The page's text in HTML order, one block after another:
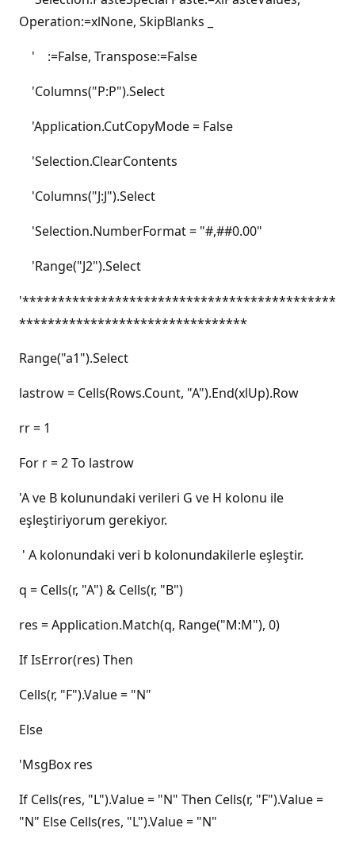
Operation:=xlNone, SkipBlanks _
' :=False, Transpose:=False
'Columns("P:P").Select
'Application.CutCopyMode = False
'Selection.ClearContents
'Columns("J:J").Select
'Selection.NumberFormat = "#,##0.00"
'Range("J2").Select
'********************************************
********************************
Range("a1").Select
lastrow = Cells(Rows.Count, "A").End(xlUp).Row
rr = 1
For r = 2 To lastrow
'A ve B kolunundaki verileri G ve H kolonu ile
eşleştiriyorum gerekiyor.
' A kolonundaki veri b kolonundakilerle eşleştir.
q = Cells(r, "A") & Cells(r, "B")
res = Application.Match(q, Range("M:M"), 0)
If IsError(res) Then
Cells(r, "F").Value = "N"
Else
'MsgBox res
If Cells(res, "L").Value = "N" Then Cells(r, "F").Value =
"N" Else Cells(res, "L").Value = "N"